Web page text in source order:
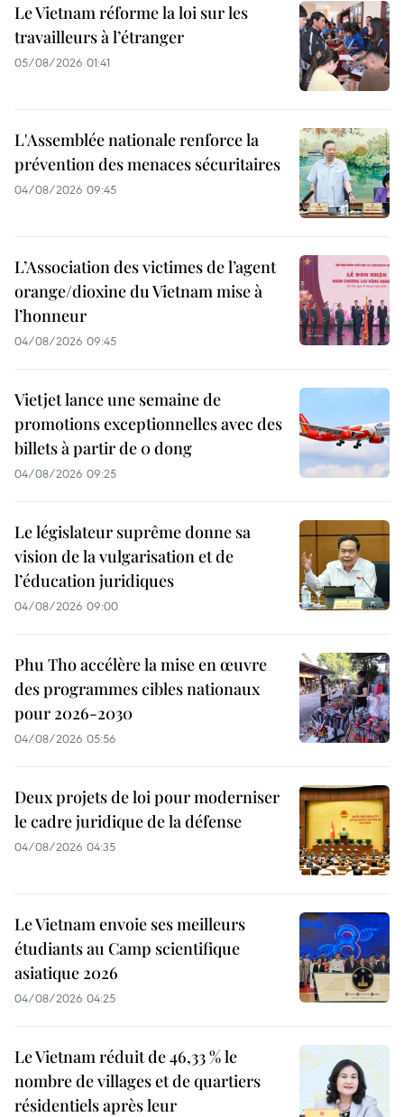
Le Vietnam réforme la loi sur les
travailleurs à l’étranger
05/08/2026 01:41
L'Assemblée nationale renforce la
prévention des menaces sécuritaires
04/08/2026 09:45
L’Association des victimes de l’agent
orange/dioxine du Vietnam mise à
l’honneur
04/08/2026 09:45
Vietjet lance une semaine de
promotions exceptionnelles avec des
billets à partir de 0 dong
04/08/2026 09:25
Le législateur suprême donne sa
vision de la vulgarisation et de
l’éducation juridiques
04/08/2026 09:00
Phu Tho accélère la mise en œuvre
des programmes cibles nationaux
pour 2026-2030
04/08/2026 05:56
Deux projets de loi pour moderniser
le cadre juridique de la défense
04/08/2026 04:35
Le Vietnam envoie ses meilleurs
étudiants au Camp scientifique
asiatique 2026
04/08/2026 04:25
Le Vietnam réduit de 46,33 % le
nombre de villages et de quartiers
résidentiels après leur